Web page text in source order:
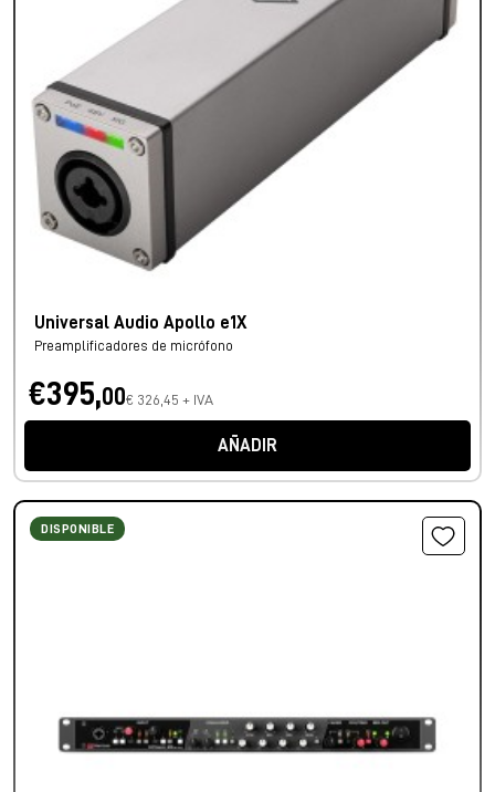
Universal Audio Apollo e1X
Preamplificadores de micrófono
€395,00€ 326,45 + IVA
AÑADIR
DISPONIBLE